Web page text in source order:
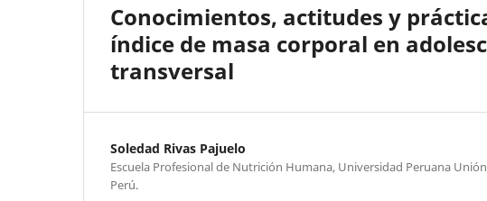
Conocimientos, actitudes y
índice de masa corporal en
transversal
Soledad Rivas Pajuelo
Escuela Profesional de Nutrición Humana, Universidad Peruana
Perú.